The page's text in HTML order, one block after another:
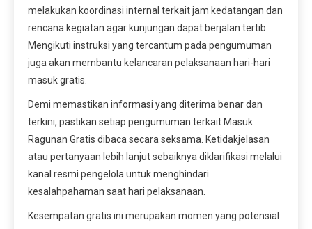
melakukan koordinasi internal terkait jam kedatangan dan
rencana kegiatan agar kunjungan dapat berjalan tertib.
Mengikuti instruksi yang tercantum pada pengumuman
juga akan membantu kelancaran pelaksanaan hari-hari
masuk gratis.
Demi memastikan informasi yang diterima benar dan
terkini, pastikan setiap pengumuman terkait Masuk
Ragunan Gratis dibaca secara seksama. Ketidakjelasan
atau pertanyaan lebih lanjut sebaiknya diklarifikasi melalui
kanal resmi pengelola untuk menghindari
kesalahpahaman saat hari pelaksanaan.
Kesempatan gratis ini merupakan momen yang potensial